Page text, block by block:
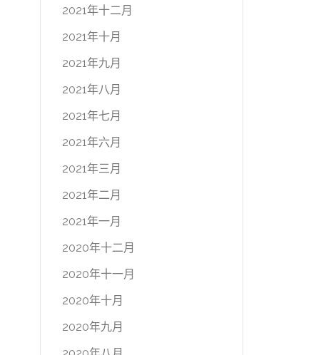
2021年十二月
2021年十月
2021年九月
2021年八月
2021年七月
2021年六月
2021年三月
2021年二月
2021年一月
2020年十二月
2020年十一月
2020年十月
2020年九月